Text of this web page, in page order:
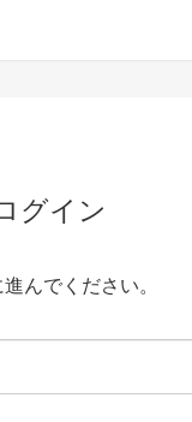
グイン
んでください。